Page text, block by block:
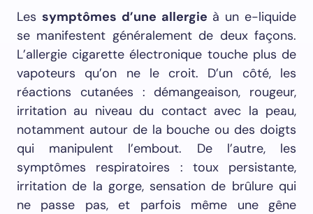
Les symptômes d’une allergie à un e-liquide
se manifestent généralement de deux façons.
L’allergie cigarette électronique touche plus de
vapoteurs qu’on ne le croit. D’un côté, les
réactions cutanées : démangeaison, rougeur,
irritation au niveau du contact avec la peau,
notamment autour de la bouche ou des doigts
qui manipulent l’embout. De l’autre, les
symptômes respiratoires : toux persistante,
irritation de la gorge, sensation de brûlure qui
ne passe pas, et parfois même une gêne